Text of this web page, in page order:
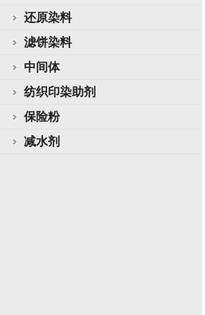
还原染料
滤饼染料
中间体
纺织印染助剂
保险粉
减水剂